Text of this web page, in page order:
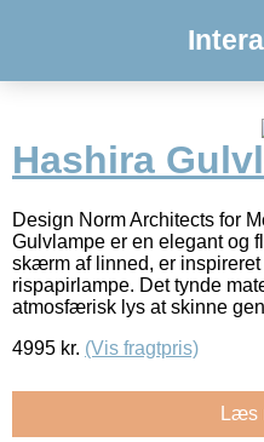
Hashira
Design Norm Architects for
Gulvlampe er en elegant og
skærm af linned, er
rispapirlampe. Det tynde
atmosfærisk lys at skinne
4995 kr. (Vis fragtpris)
Læs